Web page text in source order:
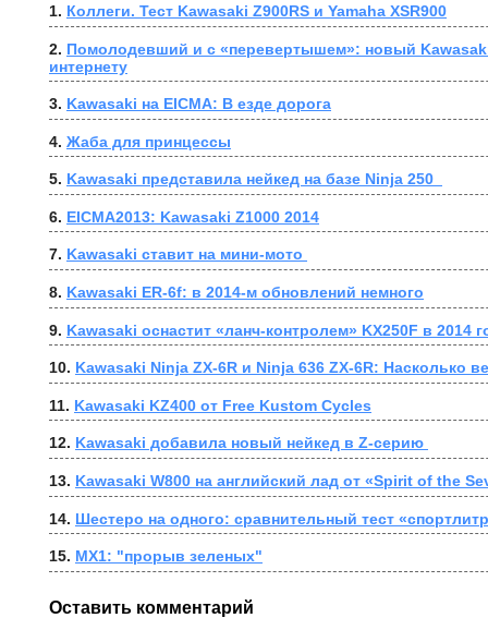
1. Коллеги. Тест Kawasaki Z900RS и Yamaha XSR900
2. Помолодевший и с «перевертышем»: новый Kawasaki
интернету
3. Kawasaki на EICMA: В езде дорога
4. Жаба для принцессы
5. Kawasaki представила нейкед на базе Ninja 250
6. EICMA2013: Kawasaki Z1000 2014
7. Kawasaki ставит на мини-мото
8. Kawasaki ER-6f: в 2014-м обновлений немного
9. Kawasaki оснастит «ланч-контролем» KX250F в 2014
10. Kawasaki Ninja ZX-6R и Ninja 636 ZX-6R: Насколько
11. Kawasaki KZ400 от Free Kustom Cycles
12. Kawasaki добавила новый нейкед в Z-серию
13. Kawasaki W800 на английский лад от «Spirit of the
14. Шестеро на одного: сравнительный тест
15. MX1: "прорыв зеленых"
Оставить комментарий